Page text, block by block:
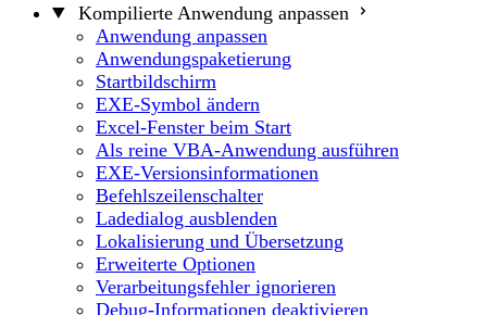
Kompilierte Anwendung anpassen
Anwendung anpassen
Anwendungspaketierung
Startbildschirm
EXE-Symbol ändern
Excel-Fenster beim Start
Als reine VBA-Anwendung ausführen
EXE-Versionsinformationen
Befehlszeilenschalter
Ladedialog ausblenden
Lokalisierung und Übersetzung
Erweiterte Optionen
Verarbeitungsfehler ignorieren
Debug-Informationen deaktivieren